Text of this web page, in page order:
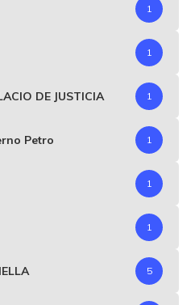
1
1
DE JUSTICIA 1
Petro 1
1
1
5